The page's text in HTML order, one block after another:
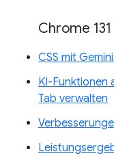
Chrome 131
CSS mit
KI-Funktionen
Tab verwalten